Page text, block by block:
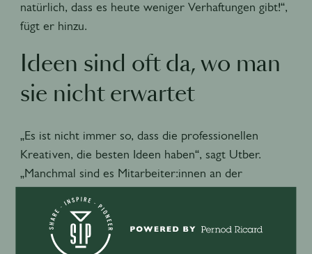
natürlich, dass es heute weniger Verhaftungen gibt!“,
fügt er hinzu.
Ideen sind oft da, wo man
sie nicht erwartet
„Es ist nicht immer so, dass die professionellen
Kreativen, die besten Ideen haben“, sagt Utber.
„Manchmal sind es Mitarbeiter:innen an der
Rezeption oder die Kinder eines Teammitglieds.Es
zahlt sich immer aus, offen und ohne Vorurteile
Ideen zu sammeln.“